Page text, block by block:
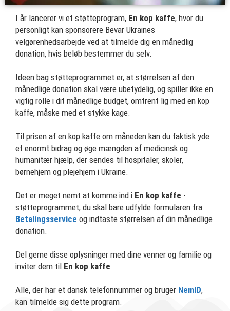
I år lancerer vi et støtteprogram, En kop kaffe, hvor du
personligt kan sponsorere Bevar Ukraines
velgørenhedsarbejde ved at tilmelde dig en månedlig
donation, hvis beløb bestemmer du selv.
Ideen bag støtteprogrammet er, at størrelsen af den
månedlige donation skal være ubetydelig, og spiller ikke en
vigtig rolle i dit månedlige budget, omtrent lig med en kop
kaffe, måske med et stykke kage.
Til prisen af en kop kaffe om måneden kan du faktisk yde
et enormt bidrag og øge mængden af medicinsk og
humanitær hjælp, der sendes til hospitaler, skoler,
børnehjem og plejehjem i Ukraine.
Det er meget nemt at komme ind i En kop kaffe -
støtteprogrammet, du skal bare udfylde formularen fra
Betalingsservice og indtaste størrelsen af din månedlige
donation.
Del gerne disse oplysninger med dine venner og familie og
inviter dem til En kop kaffe
Alle, der har et dansk telefonnummer og bruger NemID,
kan tilmelde sig dette program.